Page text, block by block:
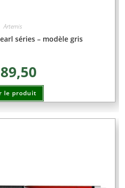
Artemis
séries – modèle gris
le produit